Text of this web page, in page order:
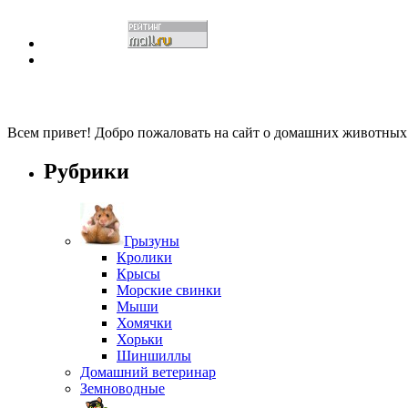
Всем привет! Добро пожаловать на сайт о домашних
Рубрики
Грызуны
Кролики
Крысы
Морские свинки
Мыши
Хомячки
Хорьки
Шиншиллы
Домашний ветеринар
Земноводные